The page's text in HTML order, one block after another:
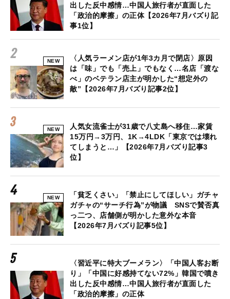
出した反中感情…中国人旅行者が直面した
「政治的摩擦」の正体【2026年7月バズり記
事1位】
NEW
〈人気ラーメン店が1年3カ月で閉店〉原因
は「味」でも「売上」でもなく…名店「渡な
べ」のベテラン店主が明かした“想定外の
敵”【2026年7月バズり記事2位】
NEW
人気女流雀士が31歳で八丈島へ移住…家賃
15万円→3万円、1K→4LDK「東京では壊れ
てしまうと…」【2026年7月バズり記事3
位】
NEW
「貧乏くさい」「禁止にしてほしい」ガチャ
ガチャの“サーチ行為”が物議 SNSで賛否真
っ二つ、店舗側が明かした意外な本音
【2026年7月バズり記事5位】
〈習近平に特大ブーメラン〉「中国人客お断
り」「中国に好感持てない72%」韓国で噴き
出した反中感情…中国人旅行者が直面した
「政治的摩擦」の正体